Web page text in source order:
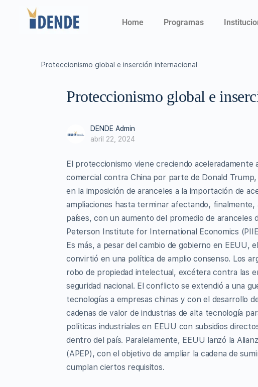
Home Programas
Proteccionismo global e inserción internacional
Proteccionismo global e
DENDE Admin
abril 22, 2024
El proteccionismo viene creciendo aceleradamente
comercial contra China por parte de Donald
en la imposición de aranceles a la importación de
ampliaciones hasta terminar afectando,
países, con un aumento del promedio de aranceles
Peterson Institute for International Economics
Es más, a pesar del cambio de gobierno en EEUU,
convirtió en una política de amplio consenso. Los
robo de propiedad intelectual, excétera contra las
seguridad nacional. El conflicto se extendió a una
tecnologías a empresas chinas y con el desarrollo
cadenas de valor de industrias de alta tecnología
políticas industriales en EEUU con subsidios
dentro del país. Paralelamente, EEUU lanzó la
(APEP), con el objetivo de ampliar la cadena de
cumplan ciertos requisitos.